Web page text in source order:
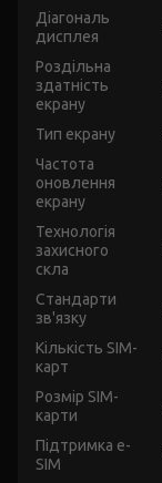
Діагональ
дисплея
Роздільна
здатність
екрану
Тип екрану
Частота
оновлення
екрану
Технологія
захисного
скла
Стандарти
зв'язку
Кількість SIM-
карт
Розмір SIM-
карти
Підтримка e-
SIM